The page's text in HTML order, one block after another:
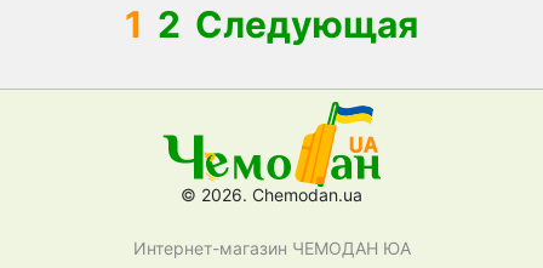
1 2 Следующая
© 2026. Chemodan.ua
Интернет-магазин ЧЕМОДАН ЮА